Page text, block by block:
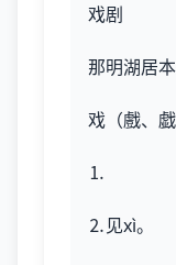
戏剧
那明湖居
戏（戲、
⒈
⒉见xì。